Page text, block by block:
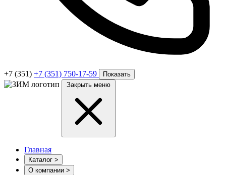
+7 (351) +7 (351) 750-17-59
Показать
Закрыть меню
Главная
Каталог >
О компании >